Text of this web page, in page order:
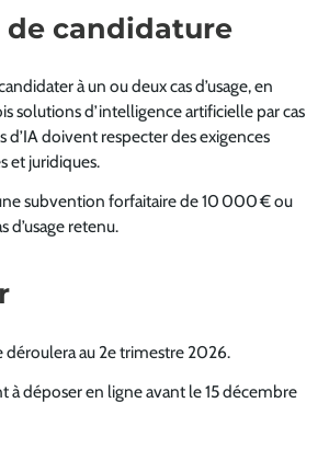
de candidature
à un ou deux cas d’usage, en
solutions d’intelligence artificielle par cas
d’IA doivent respecter des exigences
et juridiques.
subvention forfaitaire de 10 000 € ou
d’usage retenu.
déroulera au 2e trimestre 2026.
à déposer en ligne avant le 15 décembre